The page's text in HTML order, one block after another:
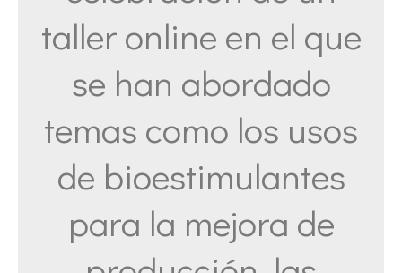
taller online en el que
se han abordado
temas como los usos
de bioestimulantes
para la mejora de